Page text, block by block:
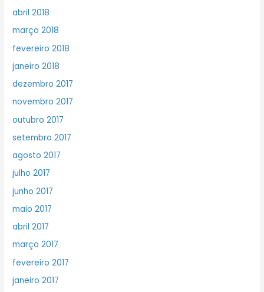
abril 2018
março 2018
fevereiro 2018
janeiro 2018
dezembro 2017
novembro 2017
outubro 2017
setembro 2017
agosto 2017
julho 2017
junho 2017
maio 2017
abril 2017
março 2017
fevereiro 2017
janeiro 2017